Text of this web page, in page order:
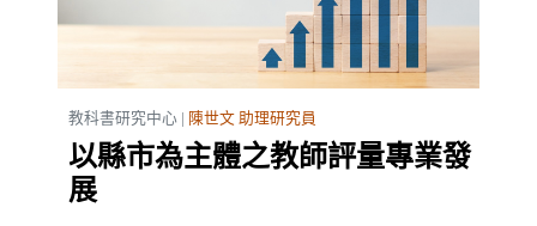
教科書研究中心 | 陳世文 助理研究員
以縣市為主體之教師評量專業發
展